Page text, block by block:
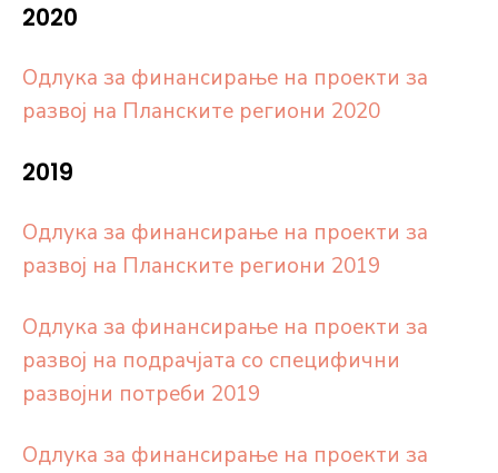
2020
Oдлука за финансирање на проекти за
развој на Планските региони 2020
2019
Oдлука за финансирање на проекти за
развој на Планските региони 2019
Одлука за финансирање на проекти за
развој на подрачјата со специфични
развојни потреби 2019
Одлука за финансирање на проекти за